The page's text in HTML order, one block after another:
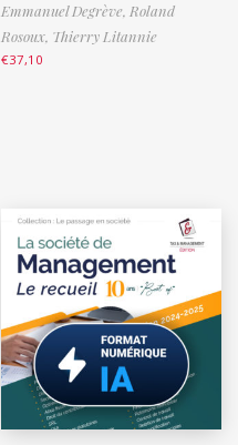
Emmanuel Degrève, Roland
Rosoux, Thierry Litannie
€37,10